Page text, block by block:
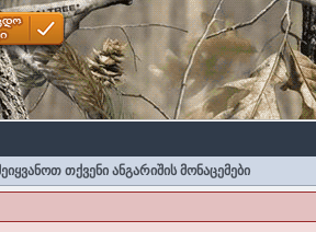
თქვენი ანგარიშის მონაცემები